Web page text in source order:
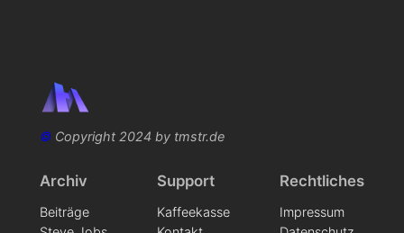
©Copyright 2024 by tmstr.de
Archiv
Beiträge
Support
Kaffeekasse
Rechtliches
Impressum